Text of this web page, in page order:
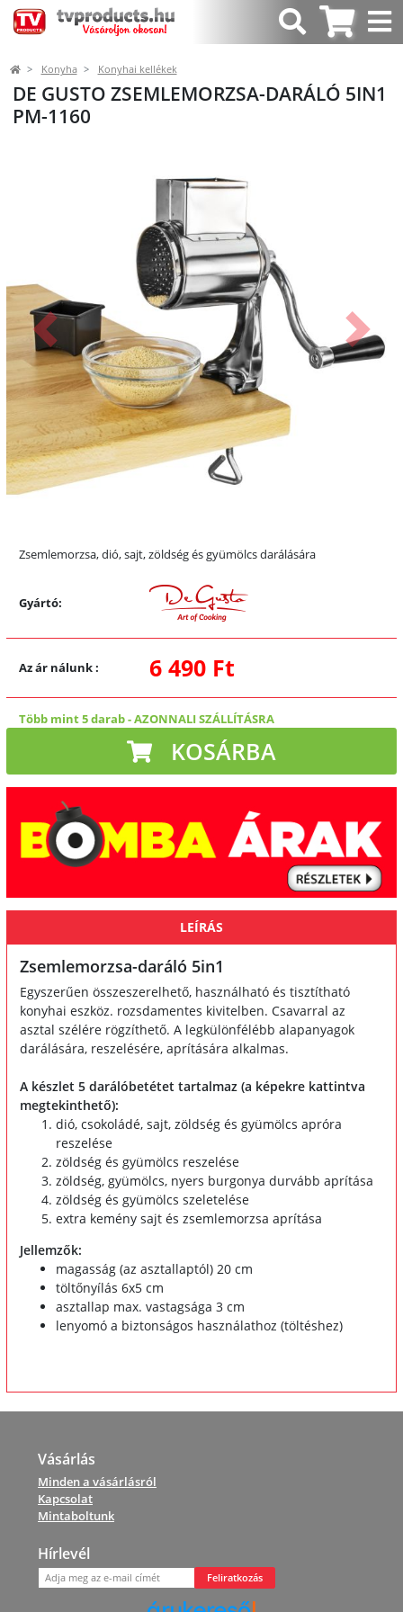
Konyha Konyhai kellékek
DE GUSTO ZSEMLEMORZSA-DARÁLÓ 5IN1
PM-1160
Előző
Zsemlemorzsa, dió, sajt, zöldség és gyümölcs darálására
Gyártó:
Az ár nálunk: 6 490 Ft
Több mint 5 darab-AZONNALI SZÁLLÍTÁSRA
KOSÁRBA
LEÍRÁS
Zsemlemorzsa-daráló 5in1
Egyszerűen összeszerelhető, használható és tisztítható
konyhai eszköz. rozsdamentes kivitelben. Csavarral az
asztal szélére rögzíthető. A legkülönfélébb alapanyagok
darálására, reszelésére, aprítására alkalmas.
A készlet 5 darálóbetétet tartalmaz (a képekre kattintva
megtekinthető):
dió, csokoládé, sajt, zöldség és gyümölcs apróra
reszelése
zöldség és gyümölcs reszelése
zöldség, gyümölcs, nyers burgonya durvább aprítása
zöldség és gyümölcs szeletelése
extra kemény sajt és zsemlemorzsa aprítása
Jellemzők:
magasság (az asztallaptól) 20 cm
töltőnyílás 6x5 cm
asztallap max. vastagsága 3 cm
lenyomó a biztonságos használathoz (töltéshez)
Vásárlás
Minden a vásárlásról
Kapcsolat
Mintaboltunk
Hírlevél
Feliratkozás